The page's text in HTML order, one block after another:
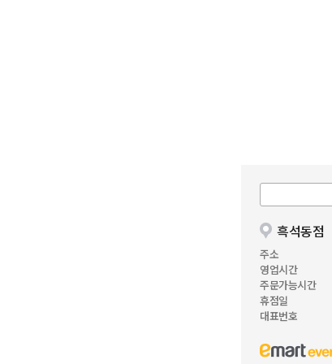
흑석동점
주소
영업시간
주문가능시간
휴점일
대표번호